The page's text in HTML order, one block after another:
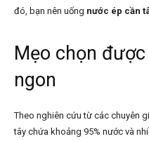
đó, bạn nên uống nước ép cần
Mẹo chọn
ngon
Theo nghiên cứu từ các chuyên
tây chứa khoảng 95% nước và